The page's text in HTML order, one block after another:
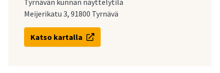
Meijerikatu 3, 91800 Tyrnävä
Katso kartalla